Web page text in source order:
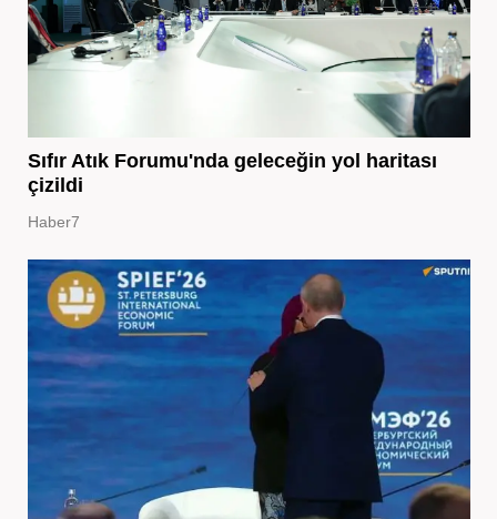
Sıfır Atık Forumu'nda geleceğin yol haritası
çizildi
Haber7